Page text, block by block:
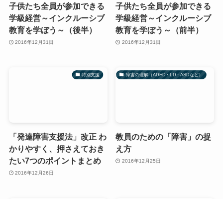
子供たち全員が参加できる
学級経営～インクルーシブ
教育を学ぼう～（後半）
2016年12月31日
子供たち全員が参加できる
学級経営～インクルーシブ
教育を学ぼう～（前半）
2016年12月31日
特別支援
「発達障害支援法」改正 わ
かりやすく、押さえておき
たい7つのポイントまとめ
2016年12月26日
障害の理解（ADHD・LD・ASDなど）
教員のための「障害」の捉
え方
2016年12月25日